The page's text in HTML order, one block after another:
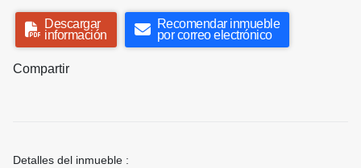
Descargar
información
Recomendar inmueble
por correo electrónico
Compartir
Detalles del inmueble :